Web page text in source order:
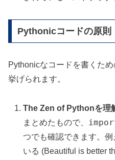
Pythonicコードの原則
Pythonicなコードを書くた
挙げられます。
The Zen of Pythonを理
まとめたもので、
つでも確認できます。
いる (Beautiful is better